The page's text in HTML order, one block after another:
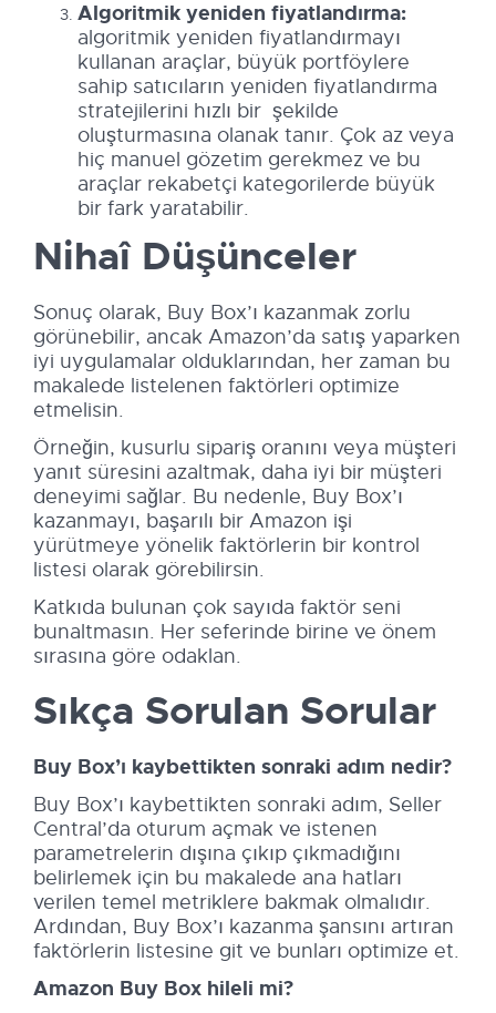
Algoritmik yeniden fiyatlandırma:
algoritmik yeniden fiyatlandırmayı
kullanan araçlar, büyük portföylere
sahip satıcıların yeniden fiyatlandırma
stratejilerini hızlı bir şekilde
oluşturmasına olanak tanır. Çok az veya
hiç manuel gözetim gerekmez ve bu
araçlar rekabetçi kategorilerde büyük
bir fark yaratabilir.
Nihaî Düşünceler
Sonuç olarak, Buy Box’ı kazanmak zorlu
görünebilir, ancak Amazon’da satış yaparken
iyi uygulamalar olduklarından, her zaman bu
makalede listelenen faktörleri optimize
etmelisin.
Örneğin, kusurlu sipariş oranını veya müşteri
yanıt süresini azaltmak, daha iyi bir müşteri
deneyimi sağlar. Bu nedenle, Buy Box’ı
kazanmayı, başarılı bir Amazon işi
yürütmeye yönelik faktörlerin bir kontrol
listesi olarak görebilirsin.
Katkıda bulunan çok sayıda faktör seni
bunaltmasın. Her seferinde birine ve önem
sırasına göre odaklan.
Sıkça Sorulan Sorular
Buy Box’ı kaybettikten sonraki adım nedir?
Buy Box’ı kaybettikten sonraki adım, Seller
Central’da oturum açmak ve istenen
parametrelerin dışına çıkıp çıkmadığını
belirlemek için bu makalede ana hatları
verilen temel metriklere bakmak olmalıdır.
Ardından, Buy Box’ı kazanma şansını artıran
faktörlerin listesine git ve bunları optimize et.
Amazon Buy Box hileli mi?